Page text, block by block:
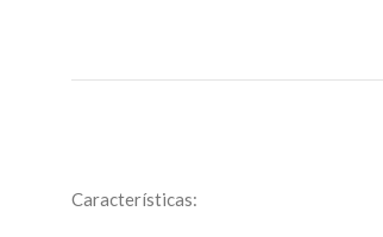
Características: